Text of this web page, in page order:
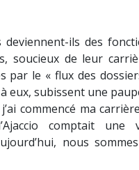
deviennent-ils des
soucieux de leur
par le « flux des
eux, subissent une
commencé ma
comptait une
nous